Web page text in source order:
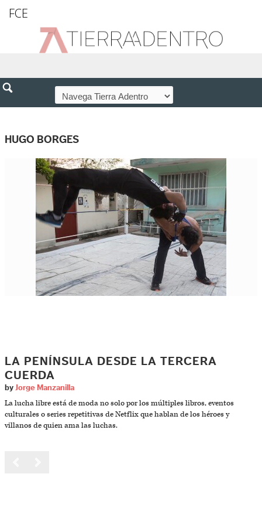
FCE
HUGO BORGES
LA PENÍNSULA DESDE LA TERCERA
CUERDA
by Jorge Manzanilla
La lucha libre está de moda no solo por los múltiples libros, eventos
culturales o series repetitivas de Netflix que hablan de los héroes y
villanos de quien ama las luchas.